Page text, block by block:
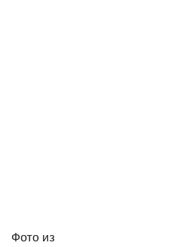
Фото из